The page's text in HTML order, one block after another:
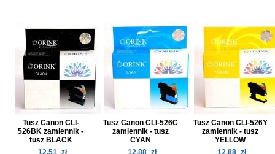
Tusz Canon CLI-
526BK zamiennik -
tusz BLACK
12.51 zł
Tusz Canon CLI-526C
zamiennik - tusz
CYAN
12.88 zł
Tusz Canon CLI-526Y
zamiennik - tusz
YELLOW
12.88 zł